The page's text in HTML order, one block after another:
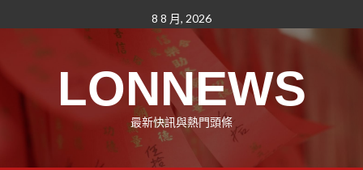
to
8 8 月, 2026
LONNEWS
最新快訊與熱門頭條